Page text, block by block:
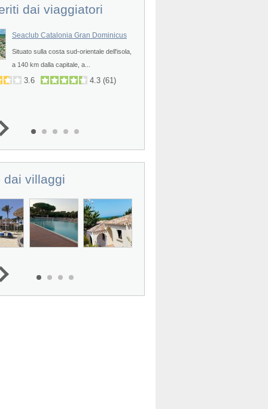
dai viaggiatori
Seaclub Catalonia Gran Dominicus
Situato sulla costa sud-orientale dell'isola,
a 140 km dalla capitale, a...
3.6 4.3 (61)
dai villaggi